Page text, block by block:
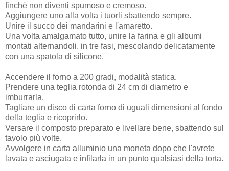
finchè non diventi spumoso e cremoso.
Aggiungere uno alla volta i tuorli sbattendo sempre.
Unire il succo dei mandarini e l'amaretto.
Una volta amalgamato tutto, unire la farina e gli albumi
montati alternandoli, in tre fasi, mescolando delicatamente
con una spatola di silicone.
Accendere il forno a 200 gradi, modalità statica.
Prendere una teglia rotonda di 24 cm di diametro e
imburrarla.
Tagliare un disco di carta forno di uguali dimensioni al fondo
della teglia e ricoprirlo.
Versare il composto preparato e livellare bene, sbattendo sul
tavolo più volte.
Avvolgere in carta alluminio una moneta dopo che l'avrete
lavata e asciugata e infilarla in un punto qualsiasi della torta.